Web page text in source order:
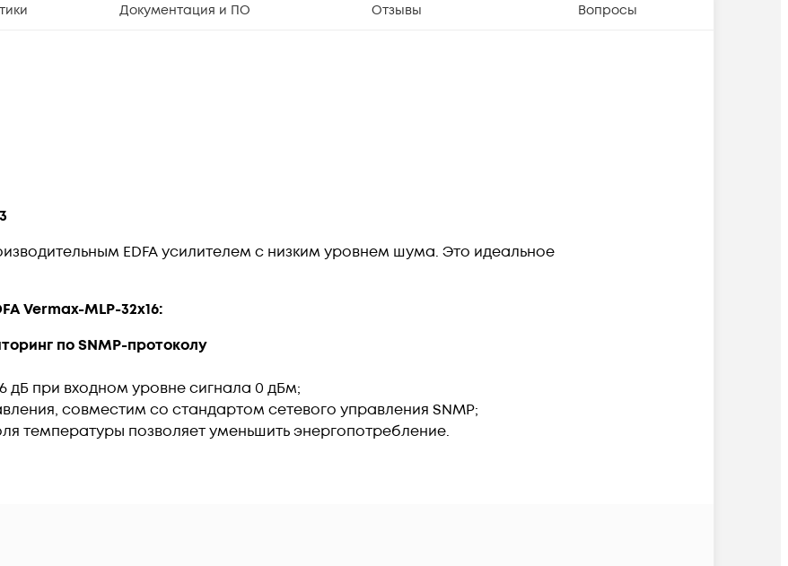
Документация и ПО Отзывы Вопросы
EDFA усилителем с низким уровнем шума. Это идеальное
Vermax-MLP-32x16:
по SNMP-протоколу
при входном уровне сигнала 0 дБм;
совместим со стандартом сетевого управления SNMP;
температуры позволяет уменьшить энергопотребление.